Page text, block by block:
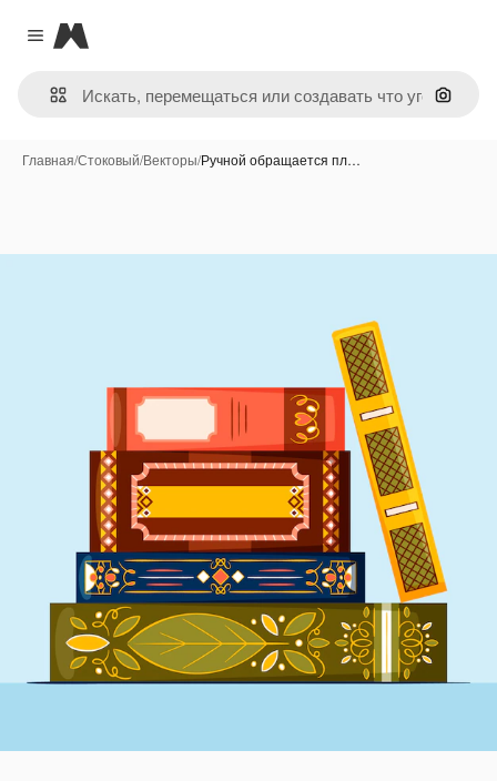
Close menu
Magnific
Поиск
Главная/Стоковый/Векторы/Ручной обращается пл…